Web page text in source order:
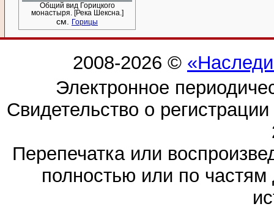
Общий вид Горицкого
монастыря. [Река Шексна.]
см. Горицы
2008-2026 ©
Электронное
Свидетельство о
Перепечатка или
полностью или по частям